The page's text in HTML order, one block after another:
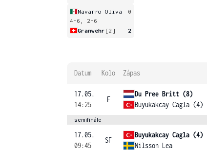
Navarro Oliva
0
4-6, 2-6
Granwehr [2] 2
Datum Kolo Zápas
17.05.
14:25
F
Du Pree Britt (8)
Buyukakcay Cagla (4)
semifinále
17.05.
09:45
SF
Buyukakcay Cagla (4)
Nilsson Lea